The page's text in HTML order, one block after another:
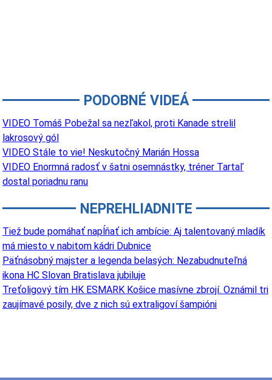
PODOBNÉ VIDEÁ
VIDEO Tomáš Pobežal sa nezľakol, proti Kanade strelil
lakrosový gól
VIDEO Stále to vie! Neskutočný Marián Hossa
VIDEO Enormná radosť v šatni osemnástky, tréner Tartaľ
dostal poriadnu ranu
NEPREHLIADNITE
Tiež bude pomáhať napĺňať ich ambície: Aj talentovaný mladík
má miesto v nabitom kádri Dubnice
Päťnásobný majster a legenda belasých: Nezabudnuteľná
ikona HC Slovan Bratislava jubiluje
Treťoligový tím HK ESMARK Košice masívne zbrojí. Oznámil tri
zaujímavé posily, dve z nich sú extraligoví šampióni